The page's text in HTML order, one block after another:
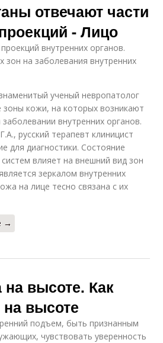
отвечают части
- Лицо
внутренних органов.
зон на заболевания внутренних
ученый невропатолог
кожи, на которых возникают
внутренних органов.
русский терапевт клиницист
для диагностики. Состояние
влияет на внешний вид зон
зеркалом внутренних
на лице тесно связана с их
→
высоте. Как
высоте
подъем, быть признанным
чувствовать уверенность